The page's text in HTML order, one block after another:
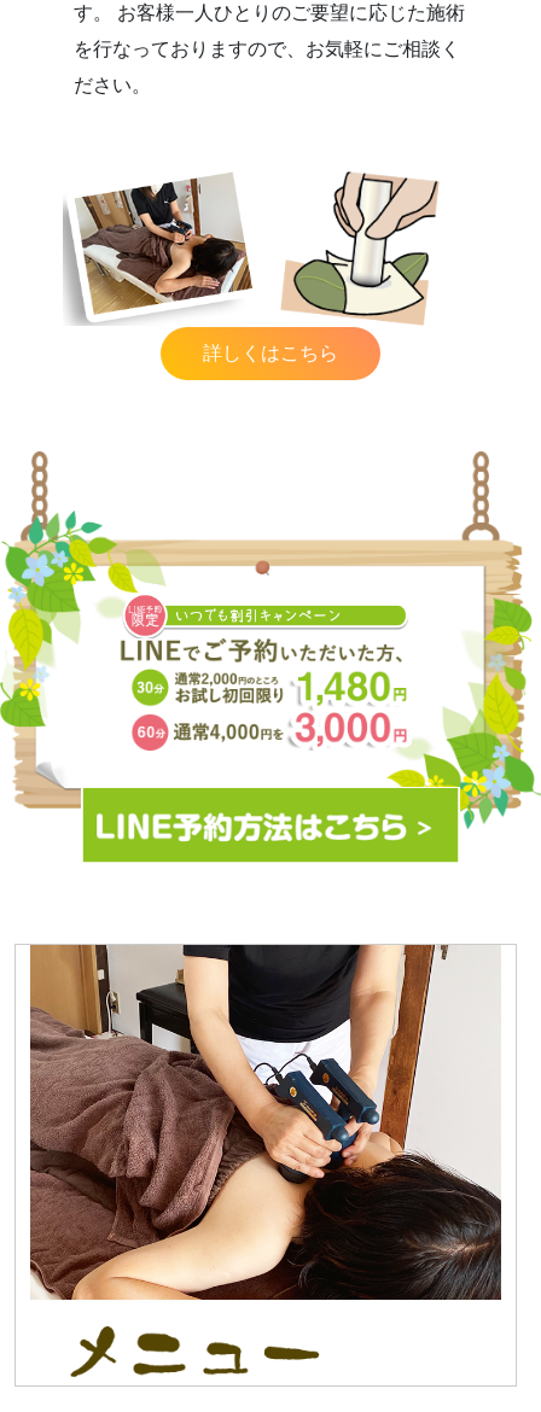
す。 お客様一人ひとりのご要望に応じた施術
を行なっておりますので、お気軽にご相談く
ださい。
詳しくはこちら